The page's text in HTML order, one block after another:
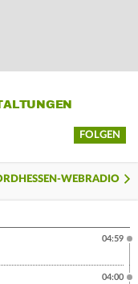
FOLGEN
WEBRADIO
04:59
04:00